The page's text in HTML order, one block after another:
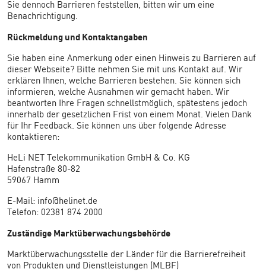
Sie dennoch Barrieren feststellen, bitten wir um eine
Benachrichtigung.
Rückmeldung und Kontaktangaben
Sie haben eine Anmerkung oder einen Hinweis zu Barrieren auf
dieser Webseite? Bitte nehmen Sie mit uns Kontakt auf. Wir
erklären Ihnen, welche Barrieren bestehen. Sie können sich
informieren, welche Ausnahmen wir gemacht haben. Wir
beantworten Ihre Fragen schnellstmöglich, spätestens jedoch
innerhalb der gesetzlichen Frist von einem Monat. Vielen Dank
für Ihr Feedback. Sie können uns über folgende Adresse
kontaktieren:
HeLi NET Telekommunikation GmbH & Co. KG
Hafenstraße 80-82
59067 Hamm
E-Mail: info@helinet.de
Telefon: 02381 874 2000
Zuständige Marktüberwachungsbehörde
Marktüberwachungsstelle der Länder für die Barrierefreiheit
von Produkten und Dienstleistungen (MLBF)